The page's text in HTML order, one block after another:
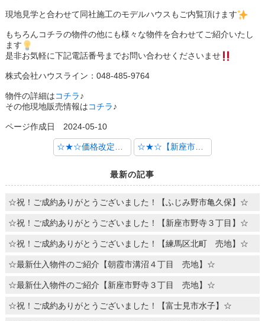
現地見学と合わせて同社施工のモデルハウスもご内覧頂けます
もちろんコチラの物件の他にも様々な物件を合わせてご紹介いたし
ます
是非お気軽に下記電話番号までお問い合わせくださいませ
株式会社ハウスライン：048-485-9764
物件の詳細はコチラ♪
その他現地販売情報はコチラ♪
ページ作成日 2024-05-10
☆★☆【新座市新座１丁目 新築戸建て 全４棟】全棟堂々完成いたしました！☆★☆
最新の記事
☆祝！ご成約ありがとうございました！【ふじみ野市亀久保】☆
☆祝！ご成約ありがとうございました！【新座市野寺３丁目】☆
☆祝！ご成約ありがとうございました！【練馬区北町 売地】☆
☆最新仕入物件のご紹介【朝霞市溝沼４丁目 売地】☆
☆最新仕入物件のご紹介【新座市野寺３丁目 売地】☆
☆祝！ご成約ありがとうございました！【富士見市水子】☆